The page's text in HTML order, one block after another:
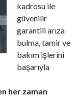
kadrosu ile
güvenilir
garantili arıza
bulma, tamir ve
bakım işlerini
başarıyla
her zaman